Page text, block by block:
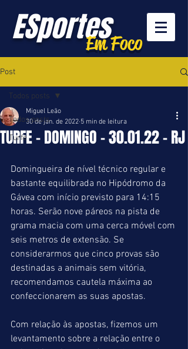
ESportesEm Foco
Post
Todos posts
Turfe
Todos posts
TURFE - DOMINGO - 30.01.22 - RJ
Miguel Leão
30 de jan. de 2022 5 min de leitura
Domingueira de nível técnico regular e
bastante equilibrada no Hipódromo da
Gávea com início previsto para 14:15
horas. Serão nove páreos na pista de
grama macia com uma cerca móvel com
seis metros de extensão. Se
considerarmos que cinco provas são
destinadas a animais sem vitória,
recomendamos cautela máxima ao
confeccionarem as suas apostas.
Com relação às apostas, fizemos um
levantamento sobre a relação entre o